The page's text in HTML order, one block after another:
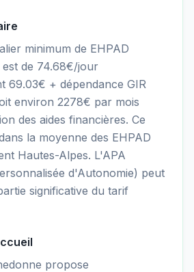
minimum de EHPAD
de 74.68€/jour
69.03€ + dépendance GIR
environ 2278€ par mois
des aides financières. Ce
la moyenne des EHPAD
Hautes-Alpes. L'APA
d'Autonomie) peut
significative du tarif
propose